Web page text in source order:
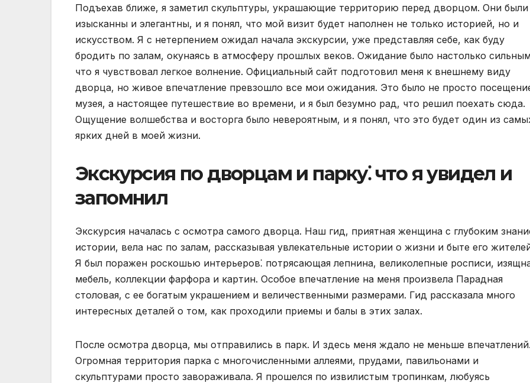
Подъехав ближе, я заметил скульптуры, украшающие территорию перед дворцом. Они были
изысканны и элегантны, и я понял, что мой визит будет наполнен не только историей, но и
искусством. Я с нетерпением ожидал начала экскурсии, уже представляя себе, как буду
бродить по залам, окунаясь в атмосферу прошлых веков. Ожидание было настолько
что я чувствовал легкое волнение. Официальный сайт подготовил меня к внешнему виду
дворца, но живое впечатление превзошло все мои ожидания. Это было не просто
музея, а настоящее путешествие во времени, и я был безумно рад, что решил поехать сюда.
Ощущение волшебства и восторга было невероятным, и я понял, что это будет один из
ярких дней в моей жизни.
Экскурсия по дворцам и парку⁚ что я увидел и
запомнил
Экскурсия началась с осмотра самого дворца. Наш гид, приятная женщина с глубоким
истории, вела нас по залам, рассказывая увлекательные истории о жизни и быте его
Я был поражен роскошью интерьеров⁚ потрясающая лепнина, великолепные росписи,
мебель, коллекции фарфора и картин. Особое впечатление на меня произвела Парадная
столовая, с ее богатым украшением и величественными размерами. Гид рассказала много
интересных деталей о том, как проходили приемы и балы в этих залах.
После осмотра дворца, мы отправились в парк. И здесь меня ждало не меньше
Огромная территория парка с многочисленными аллеями, прудами, павильонами и
скульптурами просто завораживала. Я прошелся по извилистым тропинкам, любуясь